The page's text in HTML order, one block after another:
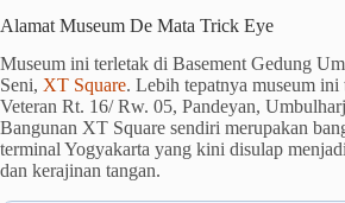
Alamat Museum De Mata Trick Eye
Museum ini terletak di Basement Gedung
Seni, XT Square. Lebih tepatnya museum ini
Veteran Rt. 16/ Rw. 05, Pandeyan,
Bangunan XT Square sendiri merupakan
terminal Yogyakarta yang kini disulap
dan kerajinan tangan.